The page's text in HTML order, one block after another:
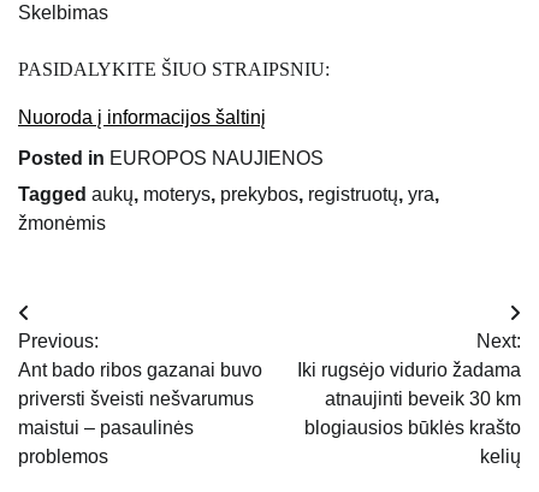
Skelbimas
PASIDALYKITE ŠIUO STRAIPSNIU:
Nuoroda į informacijos šaltinį
Posted in EUROPOS NAUJIENOS
Tagged aukų, moterys, prekybos, registruotų, yra,
žmonėmis
Navigacija
tarp
įrašų
Previous:
Ant bado ribos gazanai buvo
priversti šveisti nešvarumus
maistui – pasaulinės
problemos
Next:
Iki rugsėjo vidurio žadama
atnaujinti beveik 30 km
blogiausios būklės krašto
kelių